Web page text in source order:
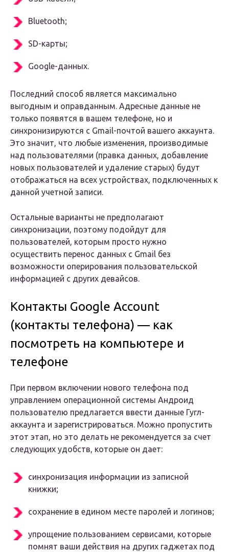
Bluetooth;
SD-карты;
Google-данных.
Последний способ является максимально
выгодным и оправданным. Адресные данные не
только появятся в вашем телефоне, но и
синхронизируются с Gmail-почтой вашего аккаунта.
Это значит, что любые изменения, производимые
над пользователями (правка данных, добавление
новых пользователей и удаление старых) будут
отображаться на всех устройствах, подключенных к
данной учетной записи.
Остальные варианты не предполагают
синхронизации, поэтому подойдут для
пользователей, которым просто нужно
осуществить перенос данных с Gmail без
возможности оперирования пользовательской
информацией с других девайсов.
Контакты Google Account
(контакты телефона) — как
посмотреть на компьютере и
телефоне
При первом включении нового телефона под
управлением операционной системы Андроид
пользователю предлагается ввести данные Гугл-
аккаунта и зарегистрироваться. Можно пропустить
этот этап, но это делать не рекомендуется за счет
следующих удобств, которые он дает:
синхронизация информации из записной
книжки;
сохранение в едином месте паролей и логинов;
упрощение пользованием сервисами, которые
помнят ваши действия на других гаджетах под